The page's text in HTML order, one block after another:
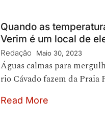
Quando as
Verim é um local de
Redação Maio 30, 2023
Águas calmas para
rio Cávado fazem da
Read More